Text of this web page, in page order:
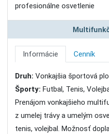
profesionálne osvetlenie
Informácie Cenník
Druh: Vonkajšia športová
Športy: Futbal, Tenis,
Prenájom vonkajšieho
z umelej trávy a umelým
tenis, volejbal. Možnosť